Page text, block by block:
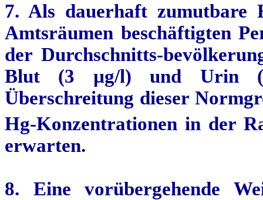
7. Als dauerhaft zumutbare
Amtsräumen beschäftigten
der Durchschnitts-
Blut (3 µg/l) und Urin
Überschreitung dieser
Hg-Konzentrationen in der
erwarten.
8. Eine vorübergehende